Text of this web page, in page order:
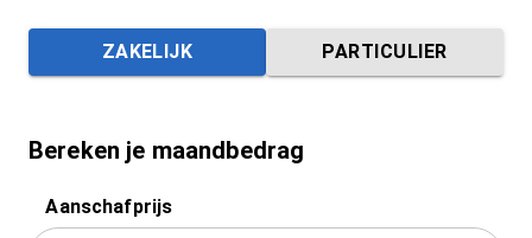
ZAKELIJK PARTICULIER
Bereken je maandbedrag
Aanschafprijs